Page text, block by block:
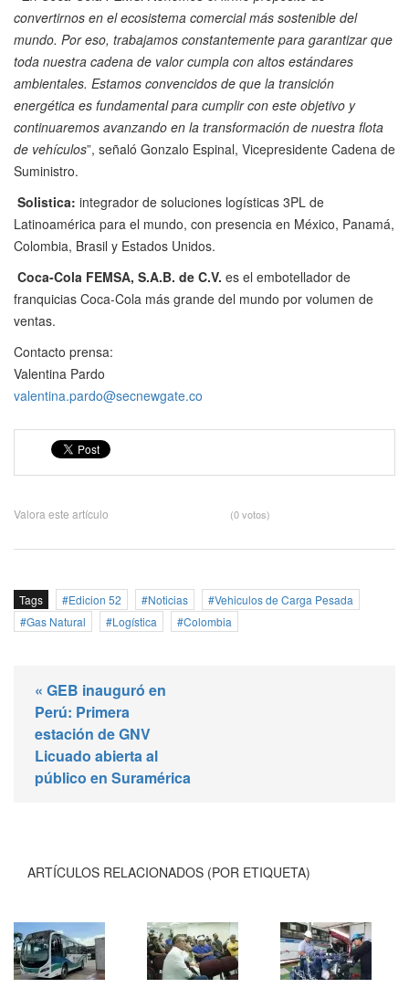
convertirnos en el ecosistema comercial más sostenible del
mundo. Por eso, trabajamos constantemente para garantizar que
toda nuestra cadena de valor cumpla con altos estándares
ambientales. Estamos convencidos de que la transición
energética es fundamental para cumplir con este objetivo y
continuaremos avanzando en la transformación de nuestra flota
de vehículos”, señaló Gonzalo Espinal, Vicepresidente Cadena de
Suministro.
Solistica: integrador de soluciones logísticas 3PL de
Latinoamérica para el mundo, con presencia en México, Panamá,
Colombia, Brasil y Estados Unidos.
Coca-Cola FEMSA, S.A.B. de C.V. es el embotellador de
franquicias Coca-Cola más grande del mundo por volumen de
ventas.
Contacto prensa:
Valentina Pardo
valentina.pardo@secnewgate.co
Valora este artículo (0 votos)
Tags Edicion 52 Noticias
Vehiculos de Carga Pesada
Gas Natural
Logística Colombia
« GEB inauguró en
Perú: Primera
estación de GNV
Licuado abierta al
público en Suramérica
ARTÍCULOS RELACIONADOS (POR ETIQUETA)